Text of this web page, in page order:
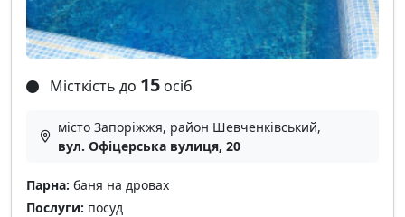
Місткість до 15 осіб
місто Запоріжжя, район Шевченківський,
вул. Офіцерська вулиця, 20
Парна: баня на дровах
Послуги: посуд